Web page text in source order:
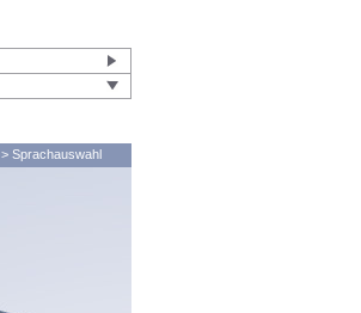
> Sprachauswahl